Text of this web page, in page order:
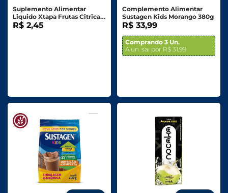
Suplemento Alimentar
Liquido Xtapa Frutas Citricas
450ml
R$ 2,45
Complemento Alimentar
Sustagen Kids Morango 380g
R$ 33,99
Comprando 3 Un.
A un. sai por R$ 31,99